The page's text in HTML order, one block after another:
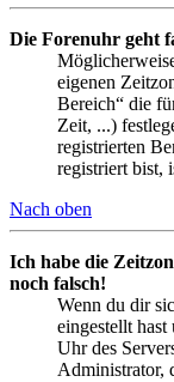
Die Forenuhr geht
eigenen
Bereich“ die
Zeit, ...)
registrierten
registriert bist,
Nach oben
Ich habe die
noch falsch!
Wenn du dir
eingestellt
Uhr des
Administrator,